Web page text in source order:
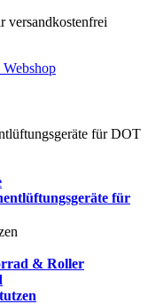
versandkostenfrei
für DOT
für
& Roller